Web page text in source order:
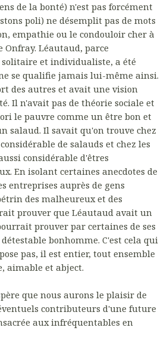
de la bonté) n'est pas forcément
poli) ne désemplit pas de mots
empathie ou le condouloir cher à
Léautaud, parce
et individualiste, a été
se qualifie jamais lui-même ainsi.
des autres et avait une vision
Il n'avait pas de théorie sociale et
le pauvre comme un être bon et
salaud. Il savait qu'on trouve chez
de salauds et chez les
considérable d'êtres
En isolant certaines anecdotes de
entreprises auprès de gens
des malheureux et des
prouver que Léautaud avait un
prouver par certaines de ses
bonhomme. C'est cela qui
pas, il est entier, tout ensemble
aimable et abject.
que nous aurons le plaisir de
contributeurs d'une future
aux infréquentables en